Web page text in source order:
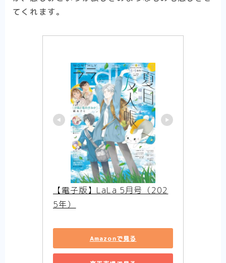
てくれます。
【電子版】LaLa 5月号（202
5年）
Amazonで見る